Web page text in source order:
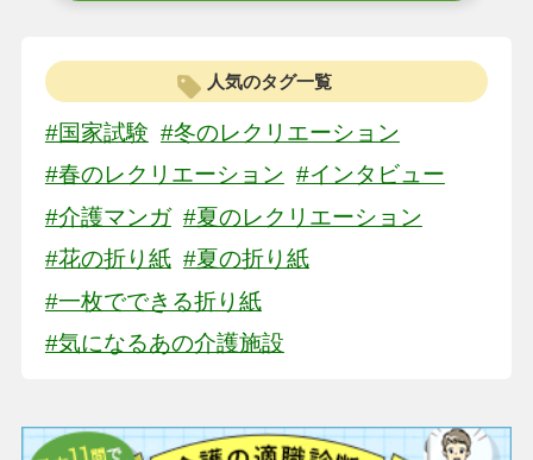
人気のタグ一覧
#国家試験 #冬のレクリエーション
#春のレクリエーション #インタビュー
#介護マンガ #夏のレクリエーション
#花の折り紙 #夏の折り紙
#一枚でできる折り紙
#気になるあの介護施設